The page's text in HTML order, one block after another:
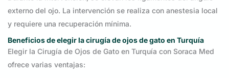
externo del ojo. La intervención se realiza con anestesia local
y requiere una recuperación mínima.
Beneficios de elegir la cirugía de ojos de gato en Turquía
Elegir la Cirugía de Ojos de Gato en Turquía con Soraca Med
ofrece varias ventajas: